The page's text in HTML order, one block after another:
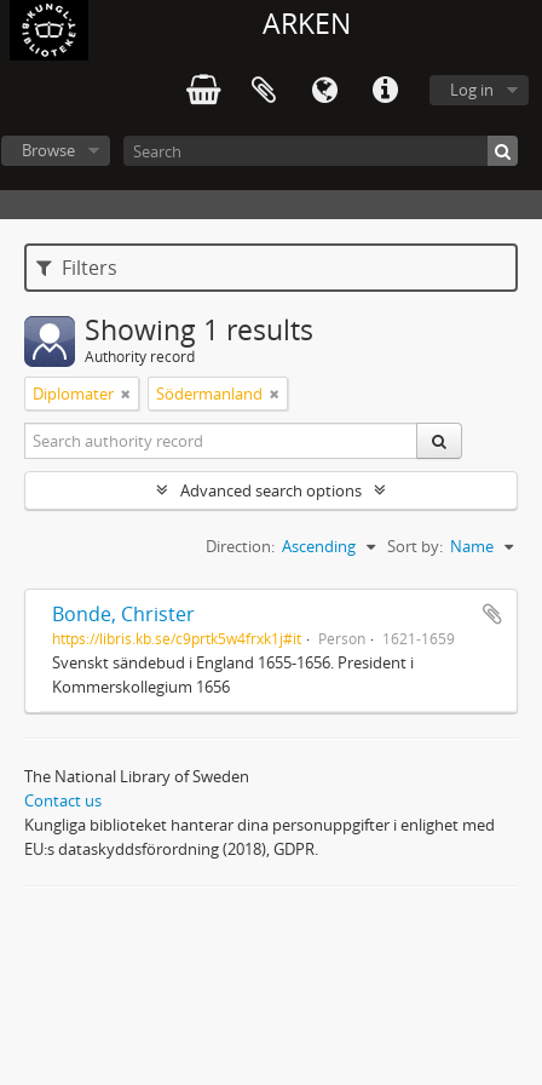
ARKEN
Log in
Browse
Filters
Showing 1 results
Authority record
Diplomater Södermanland
Advanced search options
Sort by: Name
Direction: Ascending
Bonde, Christer
https://libris.kb.se/c9prtk5w4frxk1j#it Person 1621-1659
Svenskt sändebud i England 1655-1656. President i
Kommerskollegium 1656
The National Library of Sweden
Contact us
Kungliga biblioteket hanterar dina personuppgifter i enlighet med
EU:s dataskyddsförordning (2018), GDPR.